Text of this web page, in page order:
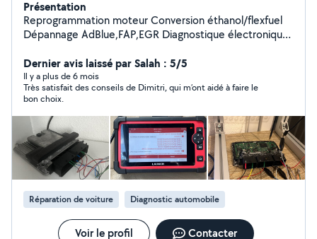
Présentation
Reprogrammation moteur Conversion éthanol/flexfuel
Dépannage AdBlue,FAP,EGR Diagnostique électronique
Dernier avis laissé par Salah : 5/5
Il y a plus de 6 mois
Très satisfait des conseils de Dimitri, qui m’ont aidé à faire le
bon choix.
Réparation de voiture Diagnostic automobile
Voir le profil Contacter